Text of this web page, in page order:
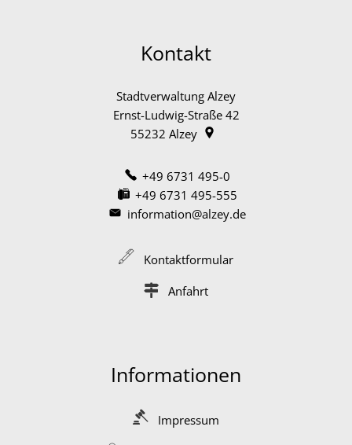
Kontakt
Stadtverwaltung Alzey
Ernst-Ludwig-Straße 42
55232 Alzey
+49 6731 495-0
+49 6731 495-555
information@alzey.de
Kontaktformular
Anfahrt
Informationen
Impressum